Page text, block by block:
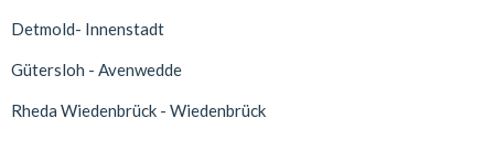
Detmold- Innenstadt
Gütersloh - Avenwedde
Rheda Wiedenbrück - Wiedenbrück